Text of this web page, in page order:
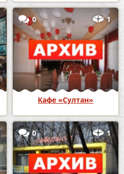
0 1
Кафе «Султан»
0 1